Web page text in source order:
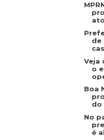
de
Veja
o
Boa
do
No
é